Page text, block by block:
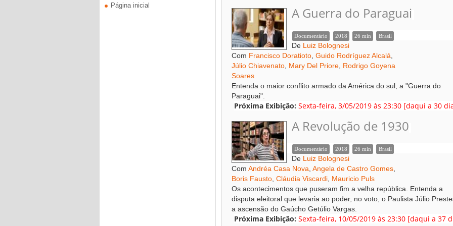
Página inicial A Guerra do Paraguai
Documentário 2018 26 min Brasil
De Luiz Bolognesi
Com Francisco Doratioto Guido Rodrí­guez Alcalá
Júlio Chiavenato Mary Del Priore Rodrigo Goyena
Soares
Entenda o maior conflito armado da América do sul, a "Guerra do
Paraguai".
Próxima Exibição: Sexta-feira, 3/05/2019 às 23:30 [daqui a 30
A Revolução de 1930
Documentário 2018 26 min Brasil
De Luiz Bolognesi
Com Andréa Casa Nova Angela de Castro Gomes
Boris Fausto Cláudia Viscardi Mauricio Puls
Os acontecimentos que puseram fim a velha república. Entenda a
disputa eleitoral que levaria ao poder, no voto, o Paulista Júlio
a ascensão do Gaúcho Getúlio Vargas.
Próxima Exibição: Sexta-feira, 10/05/2019 às 23:30 [daqui a 37